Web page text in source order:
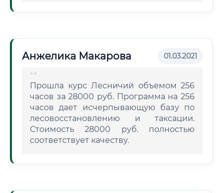
Анжелика Макарова 01.03.2021
Прошла курс Лесничий объемом 256
часов за 28000 руб. Программа на 256
часов дает исчерпывающую базу по
лесовосстановлению и таксации.
Стоимость 28000 руб. полностью
соответствует качеству.